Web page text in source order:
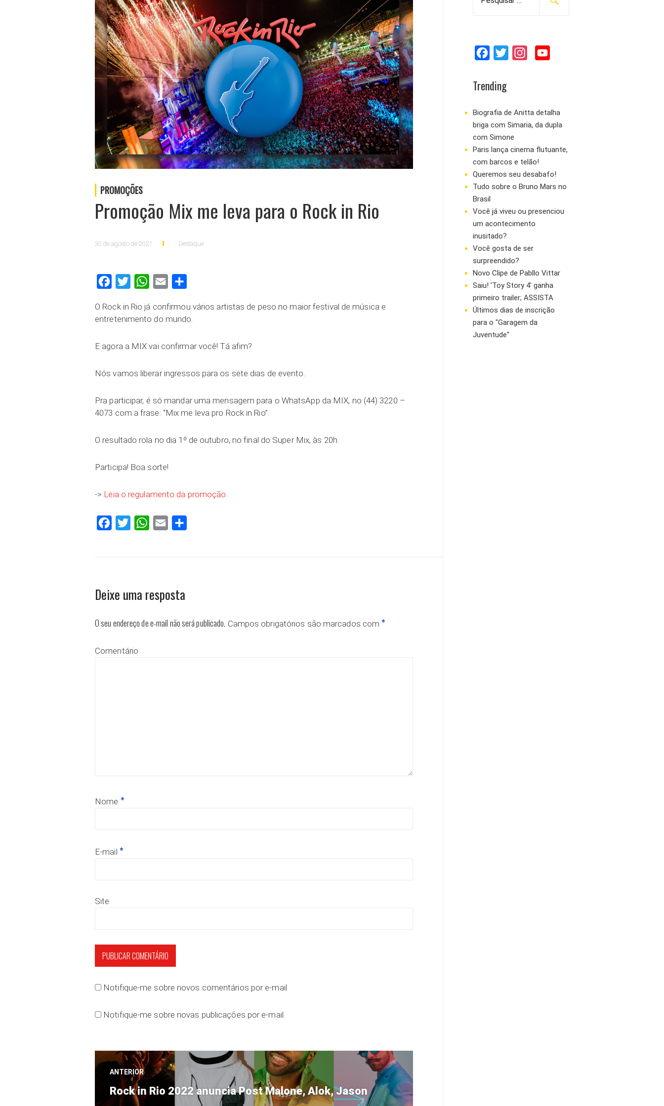
PROMOÇÕES
Promoção Mix me leva para o Rock in Rio
30 de agosto de 2021 Destaque
FacebookTwitter WhatsAppEmail
O Rock in Rio já confirmou vários artistas de peso no maior festival de música e
entretenimento do mundo.
E agora a MIX vai confirmar você! Tá afim?
Nós vamos liberar ingressos para os sete dias de evento.
Pra participar, é só mandar uma mensagem para o WhatsApp da MIX, no (44) 3220 –
4073 com a frase: “Mix me leva pro Rock in Rio”.
O resultado rola no dia 1º de outubro, no final do Super Mix, às 20h.
Participa! Boa sorte!
-> Leia o regulamento da promoção.
FacebookTwitter WhatsAppEmail
Deixe uma resposta
O seu endereço de e-mail não será publicado. Campos obrigatórios são marcados com *
Comentário
Nome *
E-mail *
Site
Notifique-me sobre novos comentários por e-mail.
Notifique-me sobre novas publicações por e-mail.
Navegação
de
ANTERIOR
Post
Rock in Rio 2022 anuncia Post Malone, Alok, Jason
r
o
r
:
c
b
o
o
k
t
e
r
a
g
a
m
u
b
Trending
Biografia de Anitta detalha
briga com Simaria, da dupla
com Simone
Paris lança cinema flutuante,
com barcos e telão!
Queremos seu desabafo!
Tudo sobre o Bruno Mars no
Brasil
Você já viveu ou presenciou
um acontecimento
inusitado?
Você gosta de ser
surpreendido?
Novo Clipe de Pabllo Vittar
Saiu! 'Toy Story 4' ganha
primeiro trailer; ASSISTA
Últimos dias de inscrição
para o "Garagem da
Juventude"